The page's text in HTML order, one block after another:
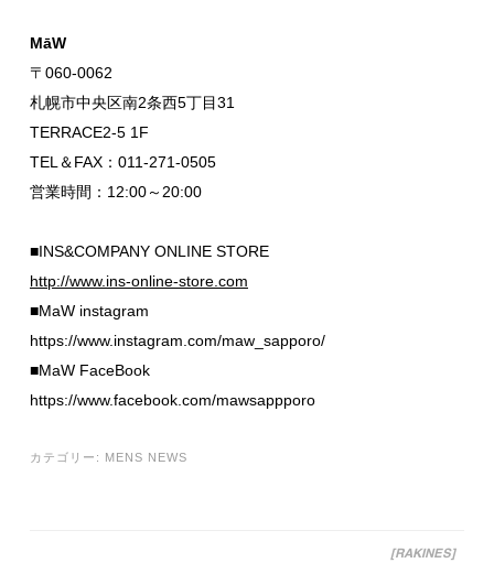
MāW
〒060-0062
札幌市中央区南2条西5丁目31
TERRACE2-5 1F
TEL＆FAX：011-271-0505
営業時間：12:00～20:00
■INS&COMPANY ONLINE STORE
http://www.ins-online-store.com
■MaW instagram
https://www.instagram.com/maw_sapporo/
■MaW FaceBook
https://www.facebook.com/mawsappporo
カテゴリー: MENS NEWS
[RAKINES]